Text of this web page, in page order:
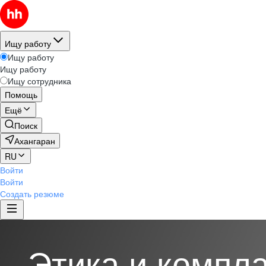
Ищу работу
Ищу работу
Ищу работу
Ищу сотрудника
Помощь
Ещё
Поиск
Ахангаран
RU
Войти
Войти
Создать резюме